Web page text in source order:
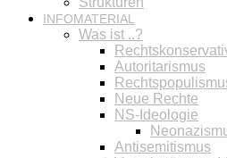
INFOMATERIAL
Was ist ..?
Autoritarismus
Neue Rechte
NS-Ideologie
Antisemitismus